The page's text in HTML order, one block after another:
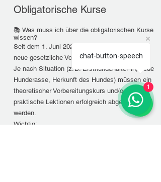
Obligatorische Kurse
📚 Was muss ich über die obligatorischen Kurse
wissen?
Seit dem 1. Juni 2025 gelten im Kanton Zürich
neue gesetzliche Vorgaben für Hundehaltende.
Je nach Situation (z. B. Ersthundehalter*in, neue
Hunderasse, Herkunft des Hundes) müssen ein
theoretischer Vorbereitungskurs und/oder
praktische Lektionen erfolgreich abgeschlossen
werden.
Wichtig:
chat-button-speech
1